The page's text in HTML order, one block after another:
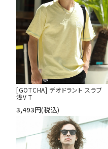
[GOTCHA] デオドラント スラブ
浅V T
3,493円(税込)